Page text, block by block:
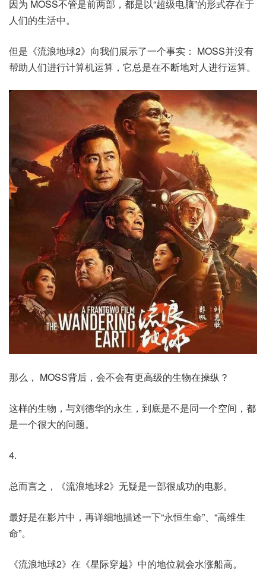
因为 MOSS不管是前两部，都是以“超级电脑”的形式存在于
人们的生活中。
但是《流浪地球2》向我们展示了一个事实： MOSS并没有
帮助人们进行计算机运算，它总是在不断地对人进行运算。
那么， MOSS背后，会不会有更高级的生物在操纵？
这样的生物，与刘德华的永生，到底是不是同一个空间，都
是一个很大的问题。
4.
总而言之，《流浪地球2》无疑是一部很成功的电影。
最好是在影片中，再详细地描述一下“永恒生命”、“高维生
命”。
《流浪地球2》在《星际穿越》中的地位就会水涨船高。